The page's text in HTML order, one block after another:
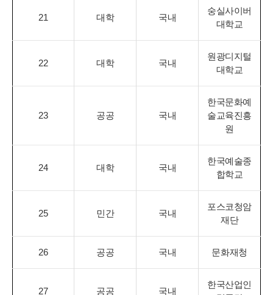
21 대학 국내
숭실사이버
대학교
22 대학 국내
원광디지털
대학교
23 공공 국내
한국문화예
술교육진흥
원
24 대학 국내
한국예술종
합학교
25 민간 국내
포스코청암
재단
26 공공 국내 문화재청
27 공공 국내
한국산업인